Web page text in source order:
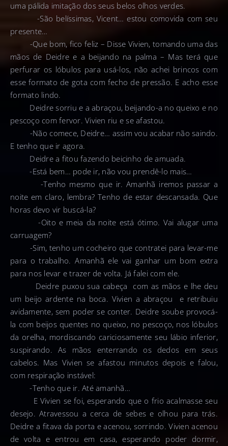
uma pálida imitação dos seus belos olhos verdes.
-São belíssimas, Vicent… estou comovida com seu
presente…
-Que bom, fico feliz – Disse Vivien, tomando uma das
mãos de Deidre e a beijando na palma – Mas terá que
perfurar os lóbulos para usá-los, não achei brincos com
esse formato de gota com fecho de pressão. E acho esse
formato lindo.
Deidre sorriu e a abraçou, beijando-a no queixo e no
pescoço com fervor. Vivien riu e se afastou.
-Não comece, Deidre… assim vou acabar não saindo.
E tenho que ir agora.
Deidre a fitou fazendo beicinho de amuada.
-Está bem… pode ir, não vou prendê-lo mais…
-Tenho mesmo que ir. Amanhã iremos passar a
noite em claro, lembra? Tenho de estar descansada. Que
horas devo vir buscá-la?
-Oito e meia da noite está ótimo. Vai alugar uma
carruagem?
-Sim, tenho um cocheiro que contratei para levar-me
para o trabalho. Amanhã ele vai ganhar um bom extra
para nos levar e trazer de volta. Já falei com ele.
Deidre puxou sua cabeça com as mãos e lhe deu
um beijo ardente na boca. Vivien a abraçou e retribuiu
avidamente, sem poder se conter. Deidre soube provocá-
la com beijos quentes no queixo, no pescoço, nos lóbulos
da orelha, mordiscando cariciosamente seu lábio inferior,
suspirando. As mãos enterrando os dedos em seus
cabelos. Mas Vivien se afastou minutos depois e falou,
com respiração instável:
-Tenho que ir. Até amanhã…
E Vivien se foi, esperando que o frio acalmasse seu
desejo. Atravessou a cerca de sebes e olhou para trás.
Deidre a fitava da porta e acenou, sorrindo. Vivien acenou
de volta e entrou em casa, esperando poder dormir,